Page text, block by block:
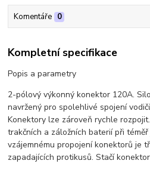
Komentáře 0
Kompletní specifikace
Popis a parametry
2-pólový výkonný konektor 120A.
navržený pro spolehlivé spojení
Konektory lze zároveň rychle
trakčních a záložních baterií při
vzájemnému propojení konektorů je
zapadajících protikusů. Stačí